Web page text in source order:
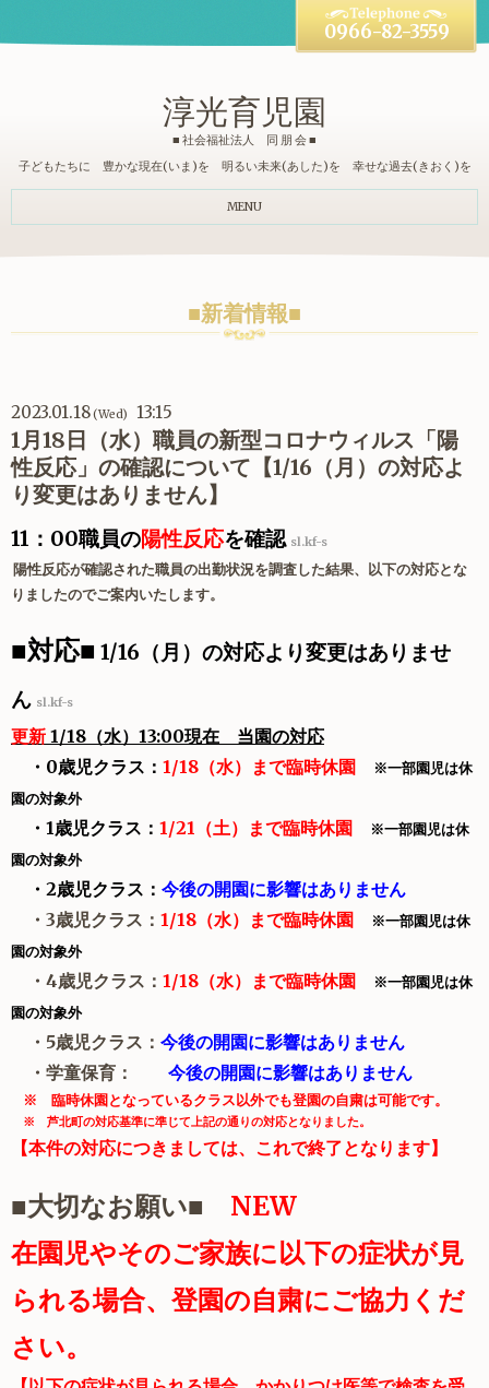
淳光育児園
■ 社会福祉法人 同 朋 会 ■
子どもたちに 豊かな現在(いま)を 明るい未来(あした)を 幸せな過去(きおく)を
0966-82-3559
MENU
■新着情報■
2023.01.18(Wed) 13:15
1月18日（水）職員の新型コロナウィルス「陽
性反応」の確認について【1/16（月）の対応よ
り変更はありません】
11：00職員の陽性反応を確認 sl.kf-s
陽性反応が確認された職員の出勤状況を調査した結果、以下の対応とな
りましたのでご案内いたします。
■対応■ 1/16（月）の対応より変更はありませ
ん sl.kf-s
更新 1/18 （水）13:00現在 当園の対応
・0歳児クラス： 1/18（水）まで臨時休園
※一部園児は休
園の対象外
・1歳児クラス： 1/21（土）まで臨時休園
※一部園児は休
園の対象外
・2歳児クラス： 今後の開園に影響はありません
・3歳児クラス： 1/18（水）まで臨時休園
※一部園児は休
園の対象外
・4歳児クラス： 1/18（水）まで臨時休園
※一部園児は休
園の対象外
・5歳児クラス： 今後の開園に影響はありません
・学童保育： 今後の開園に影響はありません
※ 臨時休園となっているクラス以外でも登園の自粛は可能です。
※ 芦北町の対応基準に準じて上記の通りの対応となりました。
【本件の対応につきましては、これで終了となります】
■大切なお願い■ NEW
在園児やそのご家族に以下の症状が見
られる場合、登園の自粛にご協力くだ
さい。